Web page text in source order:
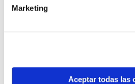
Marketing
Aceptar todas las
barniz multiadherente en
fuegos, se recomienda proteger
dado que el frotar en exceso
colocación es cola en la
colocación es fácil rápida y sencilla.